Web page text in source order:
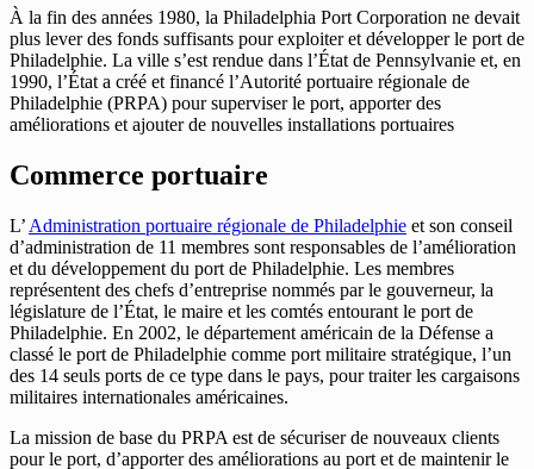
À la fin des années 1980, la Philadelphia Port Corporation ne devait
plus lever des fonds suffisants pour exploiter et développer le port de
Philadelphie. La ville s’est rendue dans l’État de Pennsylvanie et, en
1990, l’État a créé et financé l’Autorité portuaire régionale de
Philadelphie (PRPA) pour superviser le port, apporter des
améliorations et ajouter de nouvelles installations portuaires
Commerce portuaire
L’ Administration portuaire régionale de Philadelphie et son conseil
d’administration de 11 membres sont responsables de l’amélioration
et du développement du port de Philadelphie. Les membres
représentent des chefs d’entreprise nommés par le gouverneur, la
législature de l’État, le maire et les comtés entourant le port de
Philadelphie. En 2002, le département américain de la Défense a
classé le port de Philadelphie comme port militaire stratégique, l’un
des 14 seuls ports de ce type dans le pays, pour traiter les cargaisons
militaires internationales américaines.
La mission de base du PRPA est de sécuriser de nouveaux clients
pour le port, d’apporter des améliorations au port et de maintenir le